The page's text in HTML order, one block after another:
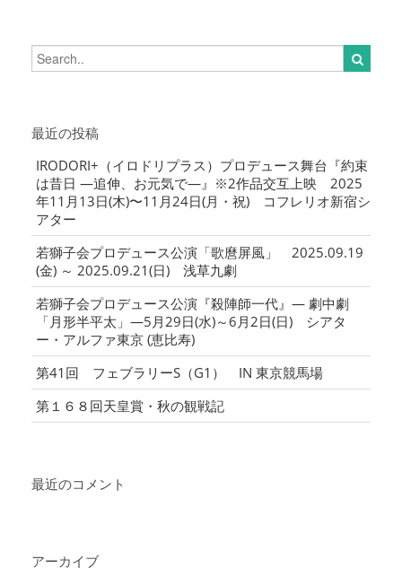
最近の投稿
IRODORI+（イロドリプラス）プロデュース舞台『約束
は昔日 ―追伸、お元気で―』※2作品交互上映 2025
年11月13日(木)〜11月24日(月・祝) コフレリオ新宿シ
アター
若獅子会プロデュース公演「歌麿屏風」 2025.09.19
(金) ～ 2025.09.21(日) 浅草九劇
若獅子会プロデュース公演『殺陣師一代』― 劇中劇
「月形半平太」―5月29日(水)～6月2日(日) シアタ
ー・アルファ東京 (恵比寿)
第41回 フェブラリーS（G1） IN 東京競馬場
第１６８回天皇賞・秋の観戦記
最近のコメント
アーカイブ